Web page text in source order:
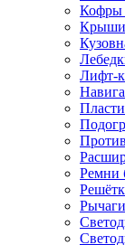
Кофры
Крыши
Лифт-
Ремни